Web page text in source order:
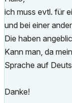
ich muss evtl. für
und bei einer
Die haben
Kann man, da
Sprache auf
Danke!